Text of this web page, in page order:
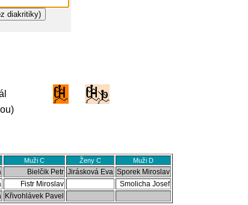
Muži C Ženy C Muži D
Bielčik Petr Jirásková Eva Sporek Miroslav
Fistr Miroslav
Smolicha Josef
Křivohlávek Pavel